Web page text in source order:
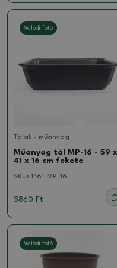
Valódi fotó
Tálak - műanyag
Műanyag tál MP-16 - 59 x
41 x 16 cm fekete
SKU: 1461-MP-16
5860 Ft
Valódi fotó